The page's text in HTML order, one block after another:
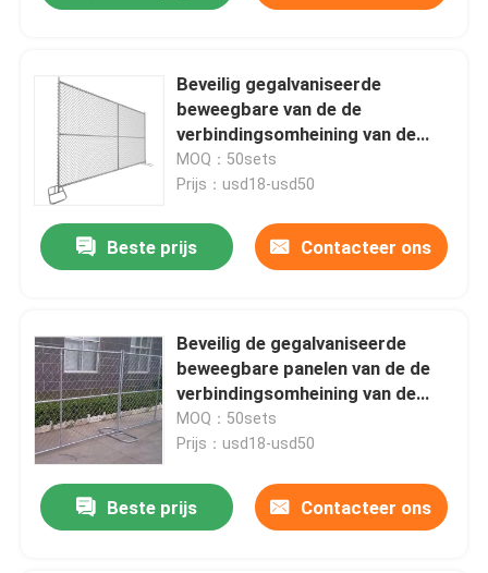
Beveilig gegalvaniseerde
beweegbare van de de
verbindingsomheining van de
omheinings tijdelijke ketting de
panelen Amerikaanse tijdelijke
MOQ：50sets
Prijs：usd18-usd50
Beste prijs Contacteer ons
Beveilig de gegalvaniseerde
beweegbare panelen van de de
verbindingsomheining van de
omheinings tijdelijke ketting
MOQ：50sets
Prijs：usd18-usd50
Beste prijs Contacteer ons